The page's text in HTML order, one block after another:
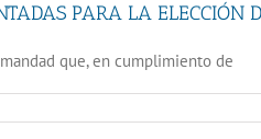
PARA LA
que, en cumplimiento de